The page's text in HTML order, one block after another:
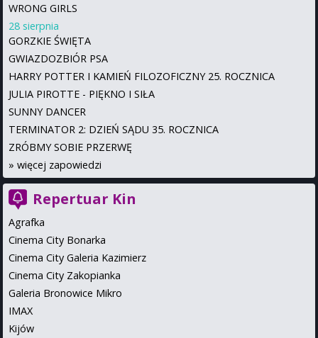
WRONG GIRLS
28 sierpnia
GORZKIE ŚWIĘTA
GWIAZDOZBIÓR PSA
HARRY POTTER I KAMIEŃ FILOZOFICZNY 25. ROCZNICA
JULIA PIROTTE - PIĘKNO I SIŁA
SUNNY DANCER
TERMINATOR 2: DZIEŃ SĄDU 35. ROCZNICA
ZRÓBMY SOBIE PRZERWĘ
» więcej zapowiedzi
Repertuar Kin
Agrafka
Cinema City Bonarka
Cinema City Galeria Kazimierz
Cinema City Zakopianka
Galeria Bronowice Mikro
IMAX
Kijów